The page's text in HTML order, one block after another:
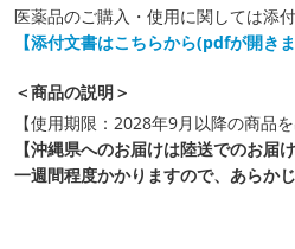
医薬品のご購入・使用に関しては添
【添付文書はこちらから(pdfが開きま
＜商品の説明＞
【使用期限：2028年9月以降の商品
【沖縄県へのお届けは陸送でのお届
一週間程度かかりますので、あらか